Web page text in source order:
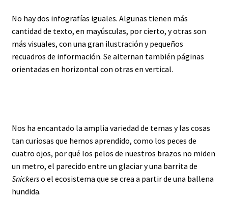
No hay dos infografías iguales. Algunas tienen más
cantidad de texto, en mayúsculas, por cierto, y otras son
más visuales, con una gran ilustración y pequeños
recuadros de información. Se alternan también páginas
orientadas en horizontal con otras en vertical.
Nos ha encantado la amplia variedad de temas y las cosas
tan curiosas que hemos aprendido, como los peces de
cuatro ojos, por qué los pelos de nuestros brazos no miden
un metro, el parecido entre un glaciar y una barrita de
Snickerso el ecosistema que se crea a partir de una ballena
hundida.